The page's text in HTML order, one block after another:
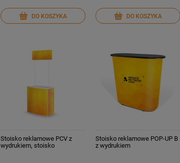
DO KOSZYKA DO KOSZYKA
Stoisko reklamowe PCV z
wydrukiem, stoisko
Stoisko reklamowe POP-UP B
z wydrukiem